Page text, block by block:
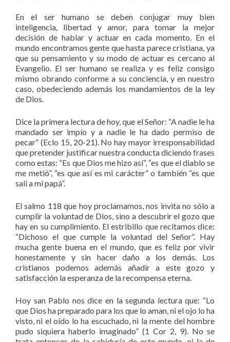
En el ser humano se deben conjugar muy bien
inteligencia, libertad y amor, para tomar la mejor
decisión de hablar y actuar en cada momento. En el
mundo encontramos gente que hasta parece cristiana, ya
que su pensamiento y su modo de actuar es cercano al
Evangelio. El ser humano se realiza y es feliz consigo
mismo obrando conforme a su conciencia, y en nuestro
caso, obedeciendo además los mandamientos de la ley
de Dios.
Dice la primera lectura de hoy, que el Señor: “A nadie le ha
mandado ser impío y a nadie le ha dado permiso de
pecar” (Eclo 15, 20-21). No hay mayor irresponsabilidad
que pretender justificar nuestra conducta diciendo frases
como estas: “Es que Dios me hizo así”, “es que el diablo se
me metió”, “es que así es mi carácter” o también “es que
salí a mi papá”.
El salmo 118 que hoy proclamamos, nos invita no sólo a
cumplir la voluntad de Dios, sino a descubrir el gozo que
hay en su cumplimiento. El estribillo que recitamos dice:
“Dichoso el que cumple la voluntad del Señor”. Hay
mucha gente buena en el mundo, que es feliz por vivir
honestamente y sin hacer daño a los demás. Los
cristianos podemos además añadir a este gozo y
satisfacción la esperanza de la recompensa eterna.
Hoy san Pablo nos dice en la segunda lectura que: “Lo
que Dios ha preparado para los que lo aman, ni el ojo lo ha
visto, ni el oído lo ha escuchado, ni la mente del hombre
pudo siquiera haberlo imaginado” (1 Cor 2, 9). No se